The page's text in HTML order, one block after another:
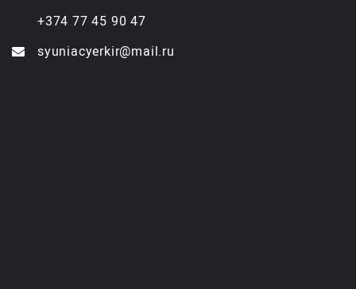
+374 77 45 90 47
syuniacyerkir@mail.ru